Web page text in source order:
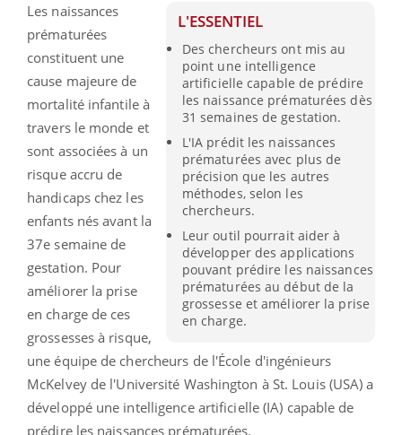
L'ESSENTIEL
Des chercheurs ont mis au
point une intelligence
artificielle capable de prédire
les naissance prématurées dès
31 semaines de gestation.
L'IA prédit les naissances
prématurées avec plus de
précision que les autres
méthodes, selon les
chercheurs.
Leur outil pourrait aider à
développer des applications
pouvant prédire les naissances
prématurées au début de la
grossesse et améliorer la prise
en charge.
Les naissances
prématurées
constituent une
cause majeure de
mortalité infantile à
travers le monde et
sont associées à un
risque accru de
handicaps chez les
enfants nés avant la
37e semaine de
gestation. Pour
améliorer la prise
en charge de ces
grossesses à risque,
une équipe de chercheurs de l'École d'ingénieurs
McKelveyde l'Université Washington à St. Louis (USA) a
développé une intelligence artificielle(IA) capable de
prédire les naissances prématurées.